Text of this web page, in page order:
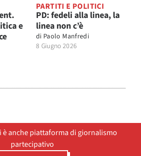
e
PARTITI E POLITICI
PD: fedeli alla linea, la
linea non c’è
di Paolo Manfredi
8 Giugno 2026
è anche piattaforma di giornalismo
partecipativo